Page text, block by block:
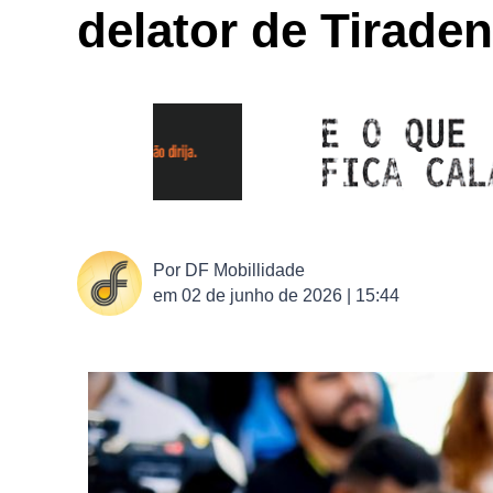
delator de
Por DF Mobillidade
em 02 de junho de 2026 | 15:44